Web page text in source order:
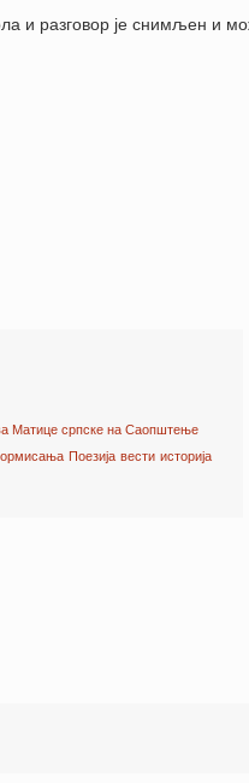
и разговор је снимљен и
Матице српске на Саопштење
Поезија вести историја